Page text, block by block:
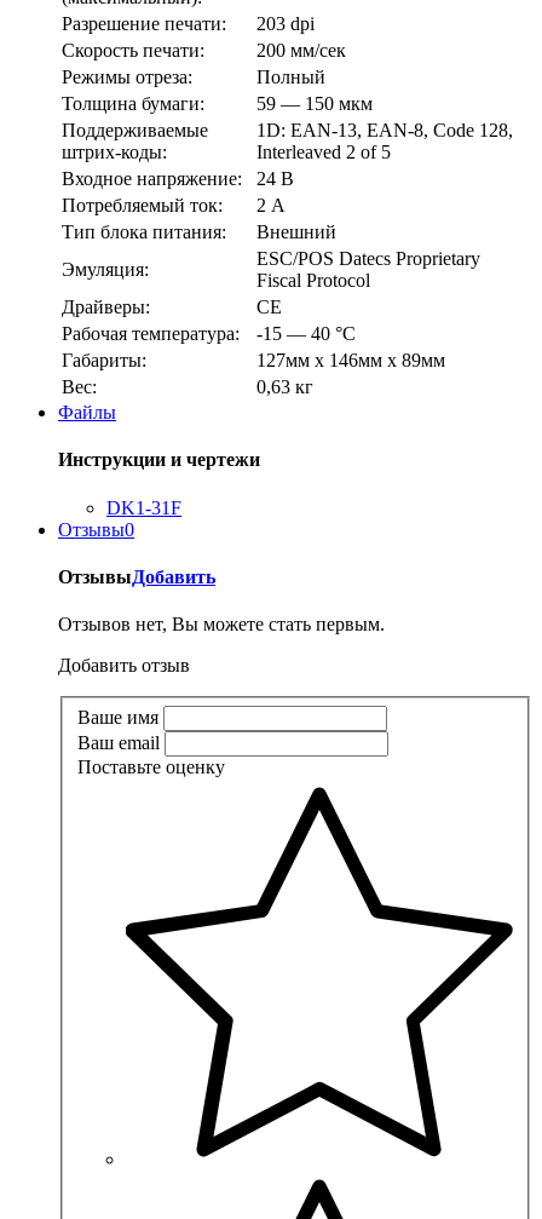
Разрешение печати:
203 dpi
Скорость печати:
200 мм/сек
Режимы отреза:
Полный
Толщина бумаги:
59 — 150 мкм
Поддерживаемые
штрих-коды:
1D: EAN-13, EAN-8, Code 128,
Interleaved 2 of 5
Входное напряжение:
24 В
Потребляемый ток:
2 А
Тип блока питания:
Внешний
Эмуляция:
ESC/POS Datecs Proprietary
Fiscal Protocol
Драйверы:
CE
Рабочая температура:
-15 — 40 °С
Габариты:
127мм x 146мм x 89мм
Вес:
0,63 кг
Файлы
Инструкции и чертежи
DK1-31F
Отзывы0
ОтзывыДобавить
Отзывов нет, Вы можете стать первым.
Добавить отзыв
Ваше имя
Ваш email
Поставьте оценку